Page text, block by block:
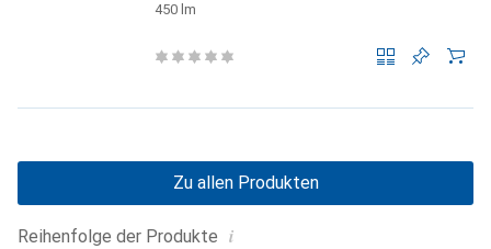
450 lm
Reihenfolge der Produkte i
Zu allen Produkten